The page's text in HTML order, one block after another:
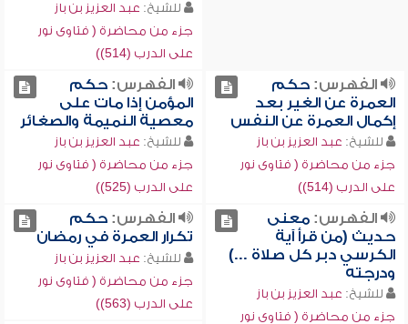
للشيخ: عبد العزيز بن باز
جزء من محاضرة ( فتاوى نور
على الدرب (514))
الفهرس:حكم
العمرة عن الغير بعد
إكمال العمرة عن النفس
للشيخ: عبد العزيز بن باز
جزء من محاضرة ( فتاوى نور
على الدرب (514))
الفهرس:حكم
المؤمن إذا مات على
معصية النميمة والصغائر
للشيخ: عبد العزيز بن باز
جزء من محاضرة ( فتاوى نور
على الدرب (525))
الفهرس:معنى
حديث (من قرأ آية
الكرسي دبر كل صلاة ...)
ودرجته
للشيخ: عبد العزيز بن باز
جزء من محاضرة ( فتاوى نور
الفهرس:حكم
تكرار العمرة في رمضان
للشيخ: عبد العزيز بن باز
جزء من محاضرة ( فتاوى نور
على الدرب (563))